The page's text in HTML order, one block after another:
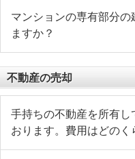
マンションの専有部分
ますか？
不動産の売却
手持ちの不動産を所有し
おります。費用はどのく